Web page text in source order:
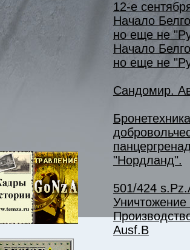
12-е
Начало
но еще не
Начало
но еще не
Сандомир.
"Нордланд".
501/424
Уничтожение
Ausf.B